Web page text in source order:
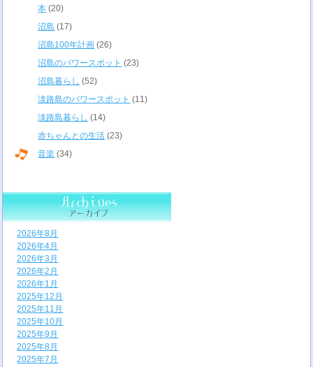
本 (20)
沼島 (17)
沼島100年計画 (26)
沼島のパワースポット (23)
沼島暮らし (52)
淡路島のパワースポット (11)
淡路島暮らし (14)
赤ちゃんとの生活 (23)
音楽 (34)
2026年8月
2026年4月
2026年3月
2026年2月
2026年1月
2025年12月
2025年11月
2025年10月
2025年9月
2025年8月
2025年7月